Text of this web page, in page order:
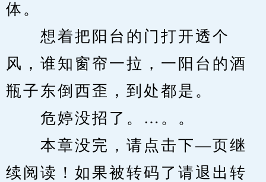
体。
想着把阳台的门打开透个
风，谁知窗帘一拉，一阳台的酒
瓶子东倒西歪，到处都是。
危婷没招了。…。。
本章没完，请点击下—页继
续阅读！如果被转码了请退出转